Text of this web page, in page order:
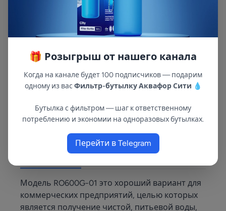
Комплект модулей
фильтрующих
Аквафор РР5-В510-
02-07
Арт: 201894
2 240 ₽
Описание
Модель RO600G-01 это хороший вариант для
коммерческих предприятий, целью которых
является получение чистой, питьевой воды,
🎁 Розыгрыш от нашего канала
Когда на канале будет 100 подписчиков — подарим
одному из вас Фильтр-бутылку Аквафор Сити 💧
Бутылка с фильтром — шаг к ответственному
потреблению и экономии на одноразовых бутылках.
Перейти в Telegram